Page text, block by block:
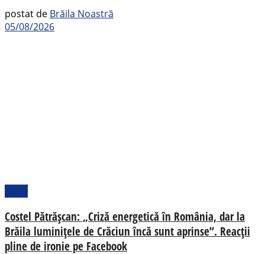
postat de Brăila Noastră
05/08/2026
Costel Pătrășcan: „Criză energetică în România, dar la
Brăila luminițele de Crăciun încă sunt aprinse”. Reacții
pline de ironie pe Facebook